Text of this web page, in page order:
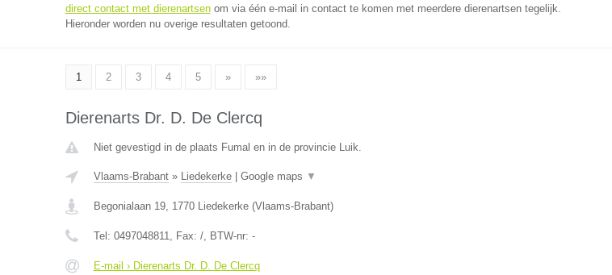
direct contact met dierenartsenom via één e-mail in contact te komen met meerdere dierenartsen tegelijk.
Hieronder worden nu overige resultaten getoond.
1 2 3 4 5 » »»
Dierenarts Dr. D. De Clercq
Niet gevestigd in de plaats Fumal en in de provincie Luik.
Vlaams-Brabant» Liedekerke| Google maps ▼
Begonialaan 19, 1770 Liedekerke(Vlaams-Brabant)
Tel: 0497048811, Fax: /, BTW-nr: -
E-mail › Dierenarts Dr. D. De Clercq